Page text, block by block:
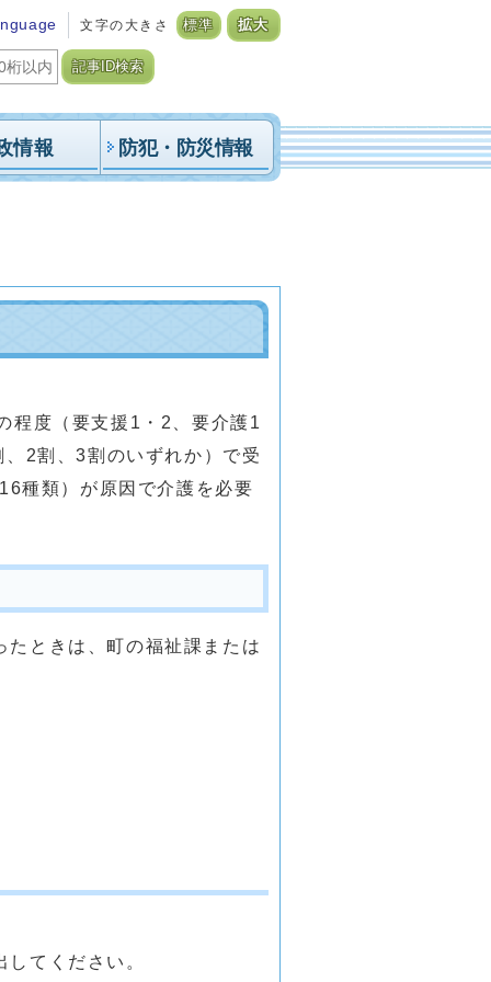
文字の大きさ 標準 拡大
記事ID検索
情報 防犯・防災情報
程度（要支援1・2、要介護1
2割、3割のいずれか）で受
種類）が原因で介護を必要
ときは、町の福祉課または
てください。